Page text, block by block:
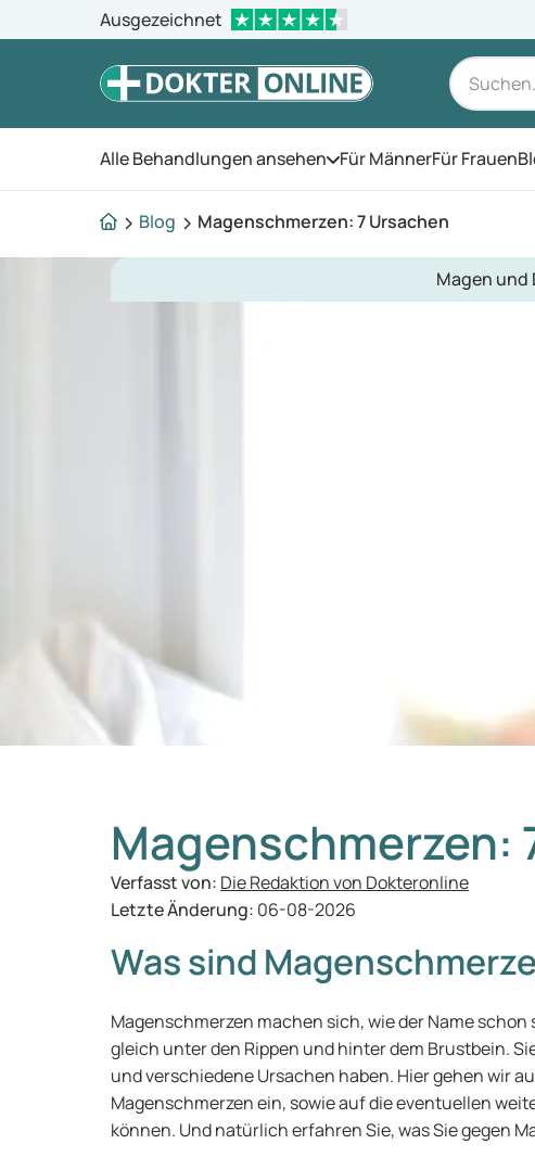
Ausgezeichnet
Alle Behandlungen ansehen Öffnen Sie das Menü
Für MännerFür Frauen
Blog Magenschmerzen: 7 Ursachen
Magen und
Magenschmerzen:
Verfasst von: Die Redaktion von Dokteronline
Letzte Änderung: 06-08-2026
Was sind
Magenschmerzen machen sich, wie der Name
gleich unter den Rippen und hinter dem Brustbein.
und verschiedene Ursachen haben. Hier gehen wir
Magenschmerzen ein, sowie auf die eventuellen
können. Und natürlich erfahren Sie, was Sie gegen